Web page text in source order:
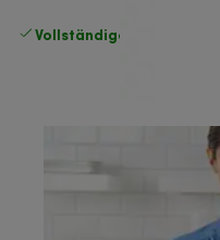
Vollständige